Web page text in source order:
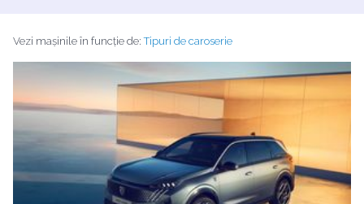
Vezi mașinile în funcție de:Tipuri de caroserie